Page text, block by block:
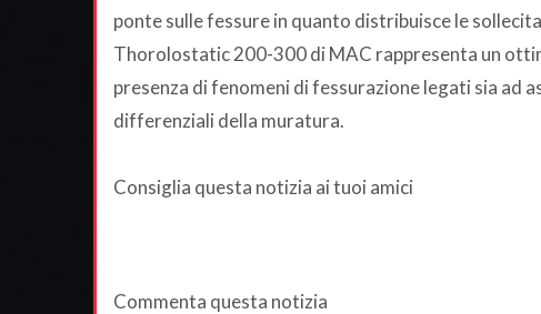
ponte sulle fessure in quanto distribuisce le
Thorolostatic 200-300 di MAC rappresenta un
presenza di fenomeni di fessurazione legati sia
differenziali della muratura.
Consiglia questa notizia ai tuoi amici
Commenta questa notizia